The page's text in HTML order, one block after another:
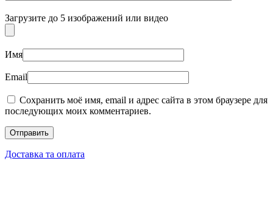
Загрузите до 5 изображений или видео
Имя
Email
Сохранить моё имя, email и адрес сайта в этом браузере для
последующих моих комментариев.
Доставка та оплата